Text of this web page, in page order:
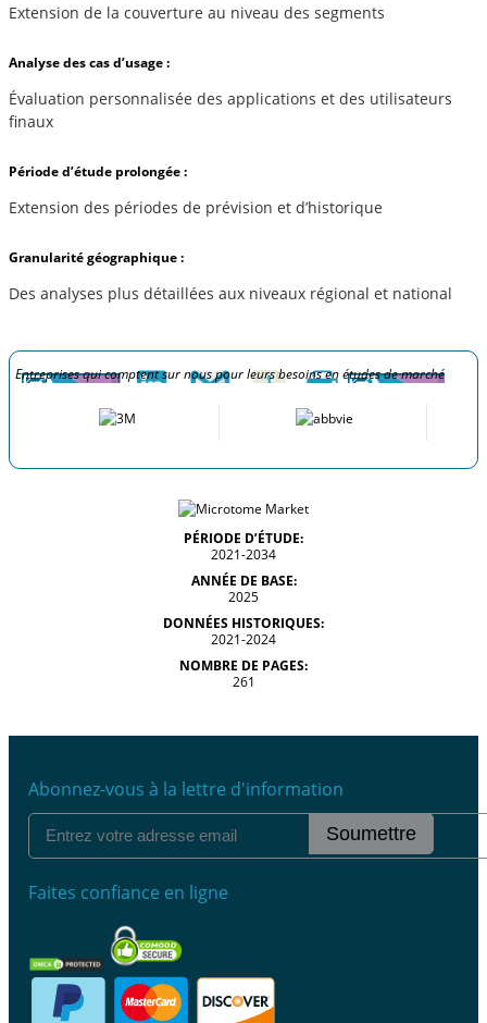
Extension de la couverture au niveau des segments
Analyse des cas d’usage :
Évaluation personnalisée des applications et des utilisateurs
finaux
Période d’étude prolongée :
Extension des périodes de prévision et d’historique
Granularité géographique :
Des analyses plus détaillées aux niveaux régional et national
Entreprises qui comptent sur nous pour leurs besoins en études de marché
PÉRIODE D’ÉTUDE:
2021-2034
ANNÉE DE BASE:
2025
DONNÉES HISTORIQUES:
2021-2024
NOMBRE DE PAGES:
261
Abonnez-vous à la lettre d'information
Soumettre
Faites confiance en ligne